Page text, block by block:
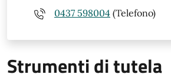
0437 598004 (Telefono)
Strumenti di tutela